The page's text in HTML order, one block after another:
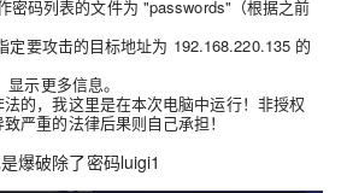
密码列表的文件为 "passwords"（根据之前
定要攻击的目标地址为 192.168.220.135 的
示更多信息。
的，我这里是在本次电脑中运行！非授权
严重的法律后果则自己承担！
爆破除了密码luigi1